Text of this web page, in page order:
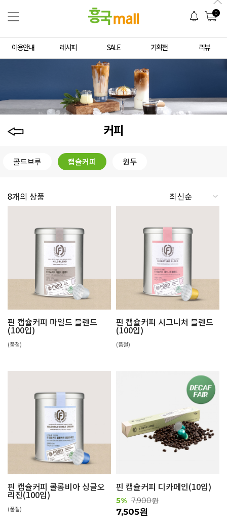
0
이용안내 레시피 SALE 기획전 리뷰
커피
콜드브루 캡슐커피 원두
8개의 상품
핀 캡슐커피 마일드 블렌드
(100입)
(품절)
핀 캡슐커피 시그니처 블렌드
(100입)
(품절)
핀 캡슐커피 콜롬비아 싱글오
리진(100입)
(품절)
핀 캡슐커피 디카페인(10입)
5% 7,900원
7,505원